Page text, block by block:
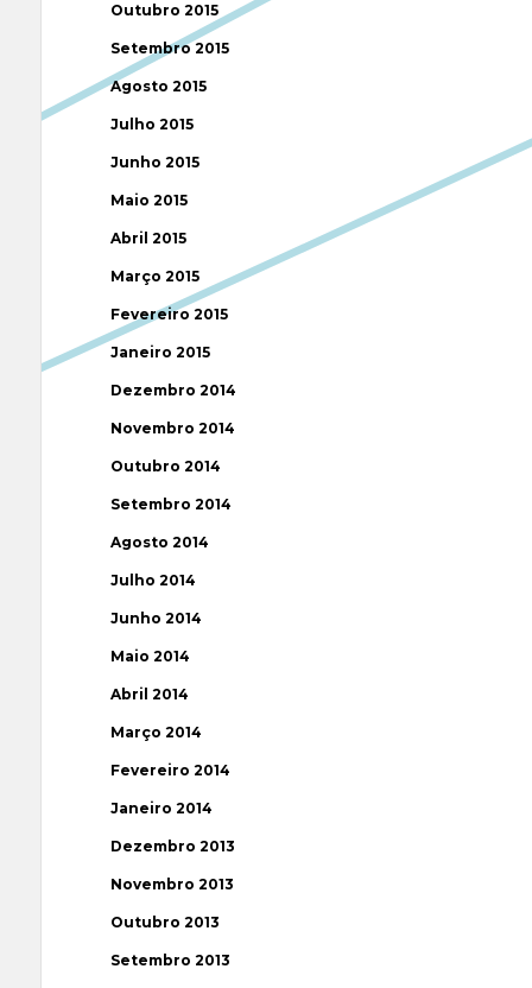
Outubro 2015
Setembro 2015
Agosto 2015
Julho 2015
Junho 2015
Maio 2015
Abril 2015
Março 2015
Fevereiro 2015
Janeiro 2015
Dezembro 2014
Novembro 2014
Outubro 2014
Setembro 2014
Agosto 2014
Julho 2014
Junho 2014
Maio 2014
Abril 2014
Março 2014
Fevereiro 2014
Janeiro 2014
Dezembro 2013
Novembro 2013
Outubro 2013
Setembro 2013